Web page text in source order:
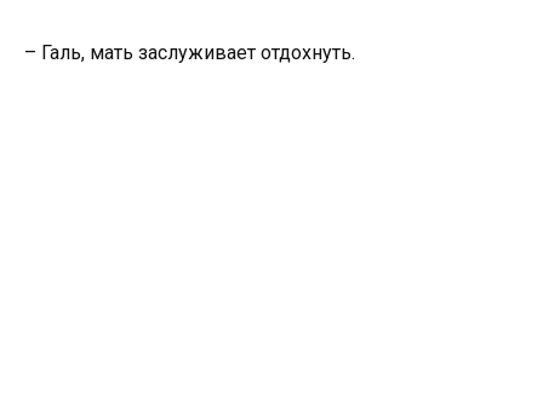
– Галь, мать заслуживает отдохнуть.